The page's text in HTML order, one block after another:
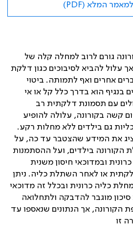
למאמר המלא (PDF)
גורם לרוב למחלה קלה של
עלול להביא לסיבוכים כגון דלקת
אחרים ואף לתמותה. ביטוי
בנגיף הוא בדרך כלל קל או אי
עם תסמונת דלקתית רב
קשה בקורונה, עלולה להופיע
גם בילדים ללא מחלות רקע.
את המידע שהצטבר עד כה, על
הקורונה בילדים, ועל ההסתמנות
ובמדוכאי חיסון משנית
או לאחר השתלת כליה. ניתן
כליה כרונית ובכלל זה מדוכאי
סיכון מוגבר להדבקה ולתחלואה
הקורונה, אך הנתונים שנאספו עד
זו